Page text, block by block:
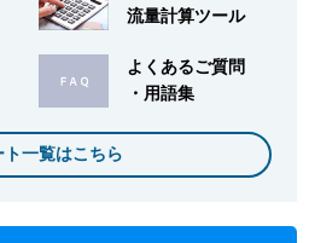
流量計算ツール
よくあるご質問
・用語集
ト一覧はこちら